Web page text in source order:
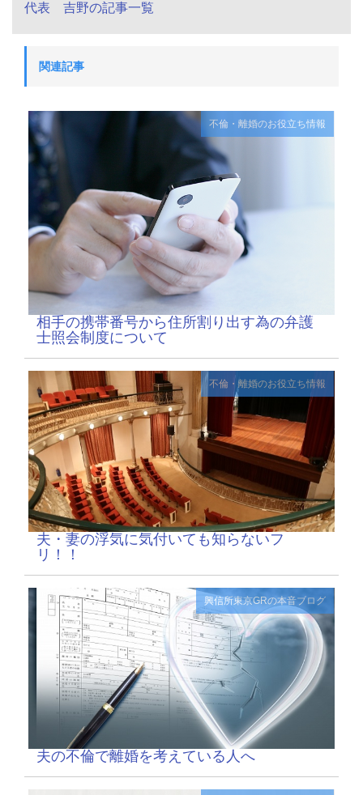
代表 吉野の記事一覧
関連記事
不倫・離婚のお役立ち情報
相手の携帯番号から住所割り出す為の弁護
士照会制度について
不倫・離婚のお役立ち情報
夫・妻の浮気に気付いても知らないフ
リ！！
興信所東京GRの本音ブログ
夫の不倫で離婚を考えている人へ